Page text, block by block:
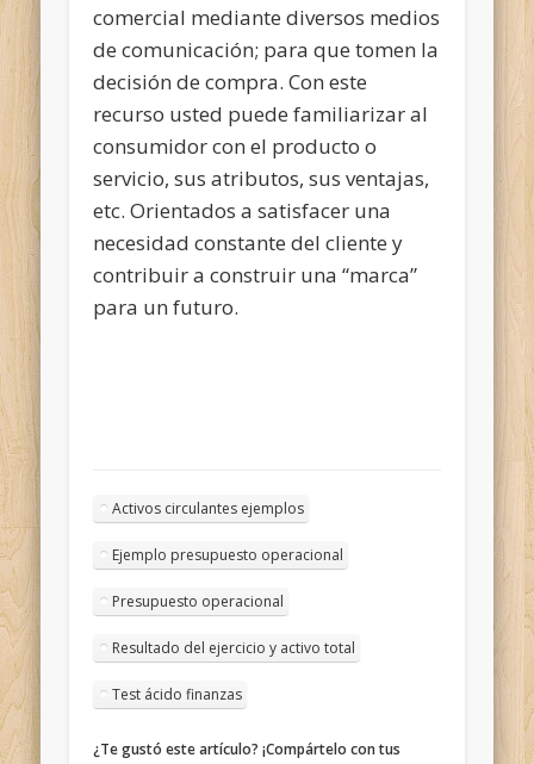
comercial mediante diversos medios
de comunicación; para que tomen la
decisión de compra. Con este
recurso usted puede familiarizar al
consumidor con el producto o
servicio, sus atributos, sus ventajas,
etc. Orientados a satisfacer una
necesidad constante del cliente y
contribuir a construir una “marca”
para un futuro.
Activos circulantes ejemplos
Ejemplo presupuesto operacional
Presupuesto operacional
Resultado del ejercicio y activo total
Test ácido finanzas
¿Te gustó este artículo? ¡Compártelo con tus